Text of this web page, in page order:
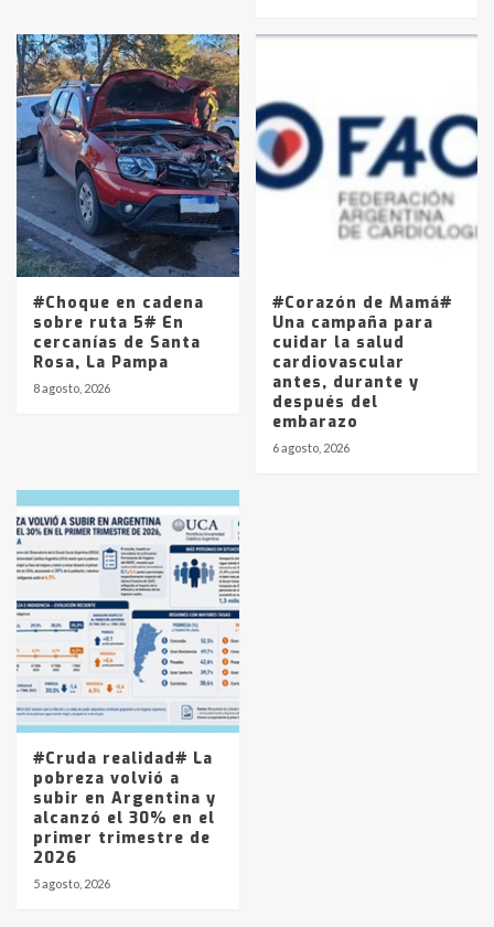
#Choque en cadena
sobre ruta 5# En
cercanías de Santa
Rosa, La Pampa
8 agosto, 2026
#Corazón de Mamá#
Una campaña para
cuidar la salud
cardiovascular
antes, durante y
después del
embarazo
6 agosto, 2026
#Cruda realidad# La
pobreza volvió a
subir en Argentina y
alcanzó el 30% en el
primer trimestre de
2026
5 agosto, 2026